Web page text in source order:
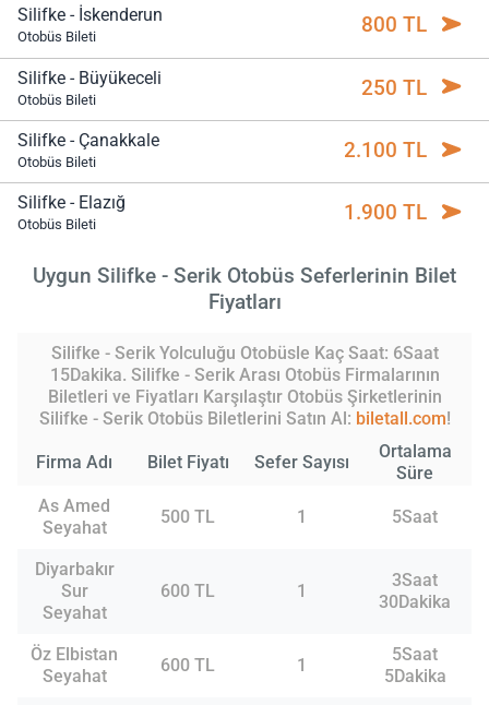
Silifke - İskenderun
Otobüs Bileti 800 TL
Silifke - Büyükeceli
Otobüs Bileti 250 TL
Silifke - Çanakkale
Otobüs Bileti 2.100 TL
Silifke - Elazığ
Otobüs Bileti 1.900 TL
Uygun Silifke - Serik Otobüs Seferlerinin Bilet
Fiyatları
Silifke - Serik Yolculuğu Otobüsle Kaç Saat: 6Saat
15Dakika. Silifke - Serik Arası Otobüs Firmalarının
Biletleri ve Fiyatları Karşılaştır Otobüs Şirketlerinin
Silifke - Serik Otobüs Biletlerini Satın Al: biletall.com!
Firma Adı Bilet Fiyatı Sefer Sayısı
Ortalama
Süre
As Amed
Seyahat
500 TL 1 5Saat
Diyarbakır
Sur
Seyahat
600 TL 1
3Saat
30Dakika
Öz Elbistan
Seyahat
600 TL 1
5Saat
5Dakika